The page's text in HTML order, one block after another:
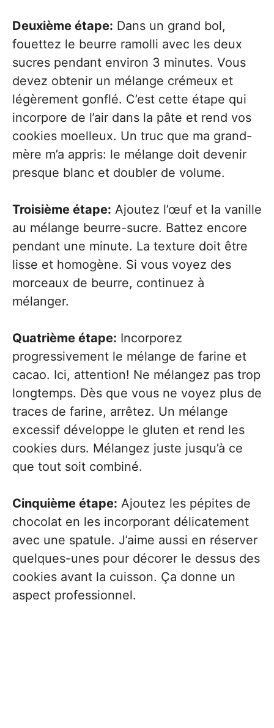
Deuxième étape: Dans un grand bol,
fouettez le beurre ramolli avec les deux
sucres pendant environ 3 minutes. Vous
devez obtenir un mélange crémeux et
légèrement gonflé. C’est cette étape qui
incorpore de l’air dans la pâte et rend vos
cookies moelleux. Un truc que ma grand-
mère m’a appris: le mélange doit devenir
presque blanc et doubler de volume.
Troisième étape: Ajoutez l’œuf et la vanille
au mélange beurre-sucre. Battez encore
pendant une minute. La texture doit être
lisse et homogène. Si vous voyez des
morceaux de beurre, continuez à
mélanger.
Quatrième étape: Incorporez
progressivement le mélange de farine et
cacao. Ici, attention! Ne mélangez pas trop
longtemps. Dès que vous ne voyez plus de
traces de farine, arrêtez. Un mélange
excessif développe le gluten et rend les
cookies durs. Mélangez juste jusqu’à ce
que tout soit combiné.
Cinquième étape: Ajoutez les pépites de
chocolat en les incorporant délicatement
avec une spatule. J’aime aussi en réserver
quelques-unes pour décorer le dessus des
cookies avant la cuisson. Ça donne un
aspect professionnel.